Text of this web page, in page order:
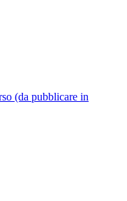
(da pubblicare in